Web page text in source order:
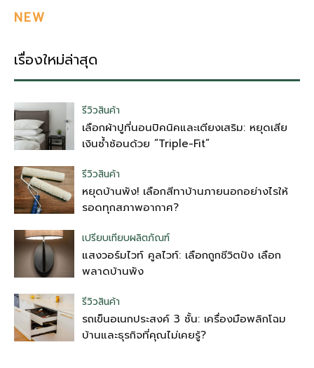
NEW
เรื่องใหม่ล่าสุด
รีวิวสินค้า
เลือกผ้าปูที่นอนปิคนิคและเตียงเสริม: หยุดเสีย
เงินซ้ำซ้อนด้วย “Triple-Fit”
รีวิวสินค้า
หยุดบ้านพัง! เลือกสีทาบ้านภายนอกอย่างไรให้
รอดทุกสภาพอากาศ?
เปรียบเทียบผลิตภัณฑ์
แสงวอร์มไวท์ คูลไวท์: เลือกถูกชีวิตปัง เลือก
พลาดบ้านพัง
รีวิวสินค้า
รถเข็นอเนกประสงค์ 3 ชั้น: เครื่องมือพลิกโฉม
บ้านและธุรกิจที่คุณไม่เคยรู้?